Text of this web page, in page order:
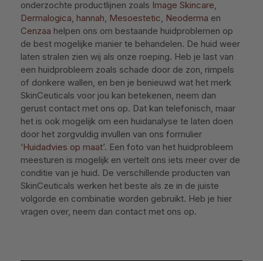
onderzochte productlijnen zoals Image Skincare,
Dermalogica, hannah, Mesoestetic, Neoderma en
Cenzaa helpen ons om bestaande huidproblemen op
de best mogelijke manier te behandelen. De huid weer
laten stralen zien wij als onze roeping. Heb je last van
een huidprobleem zoals schade door de zon, rimpels
of donkere wallen, en ben je benieuwd wat het merk
SkinCeuticals voor jou kan betekenen, neem dan
gerust contact met ons op. Dat kan telefonisch, maar
het is ook mogelijk om een huidanalyse te laten doen
door het zorgvuldig invullen van ons formulier
‘Huidadvies op maat’. Een foto van het huidprobleem
meesturen is mogelijk en vertelt ons iets meer over de
conditie van je huid. De verschillende producten van
SkinCeuticals werken het beste als ze in de juiste
volgorde en combinatie worden gebruikt. Heb je hier
vragen over, neem dan contact met ons op.